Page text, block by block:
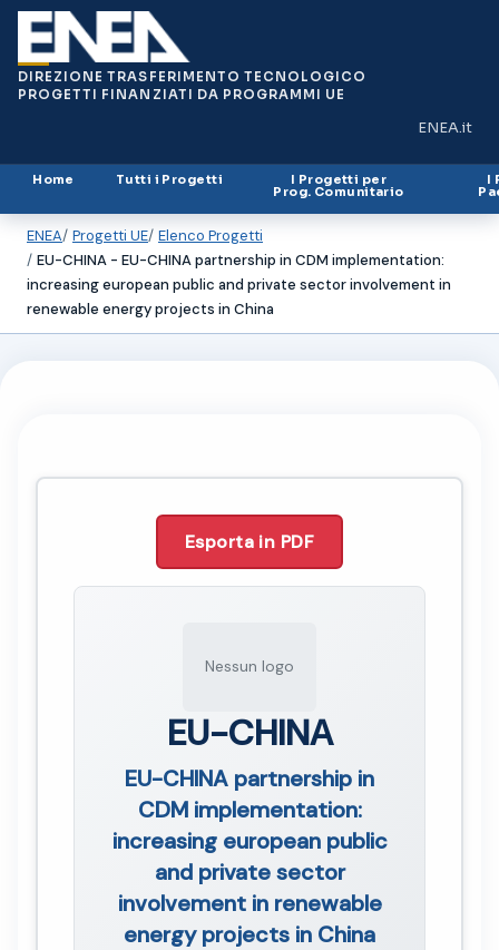
DIREZIONE TRASFERIMENTO TECNOLOGICO
PROGETTI FINANZIATI DA PROGRAMMI UE
ENEA.it
(si apre in
Home Tutti i Progetti I Progetti per
Prog. Comunitario
I
ENEA Progetti UE Elenco Progetti
EU-CHINA - EU-CHINA partnership in CDM implementation:
increasing european public and private sector involvement in
renewable energy projects in China
Esporta in PDF
Nessun logo
EU-CHINA
EU-CHINA partnership in
CDM implementation:
increasing european public
and private sector
involvement in renewable
energy projects in China